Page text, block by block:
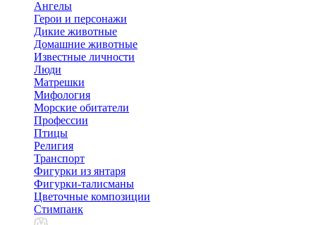
Ангелы
Герои и персонажи
Дикие животные
Домашние животные
Известные личности
Люди
Матрешки
Мифология
Морские обитатели
Профессии
Птицы
Религия
Транспорт
Фигурки из янтаря
Фигурки-талисманы
Цветочные композиции
Стимпанк